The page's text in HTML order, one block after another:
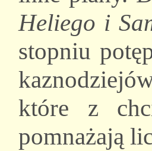
Heliego i
stopniu
które z
pomnażają